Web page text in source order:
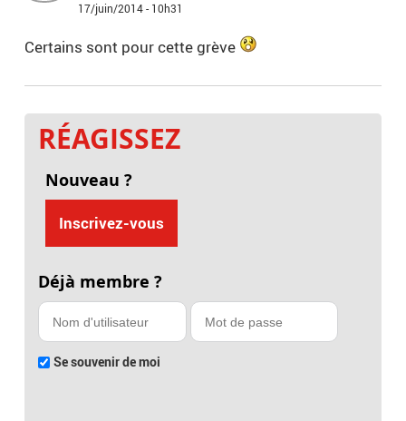
17/juin/2014 - 10h31
Certains sont pour cette grève
RÉAGISSEZ
Nouveau ?
Inscrivez-vous
Déjà membre ?
Se souvenir de moi